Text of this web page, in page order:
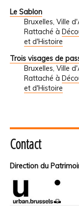
Le Sablon
Bruxelles, Ville
Rattaché à
et d'Histoire
Trois visages de
Bruxelles, Ville
Rattaché à
et d'Histoire
Contact
Direction du